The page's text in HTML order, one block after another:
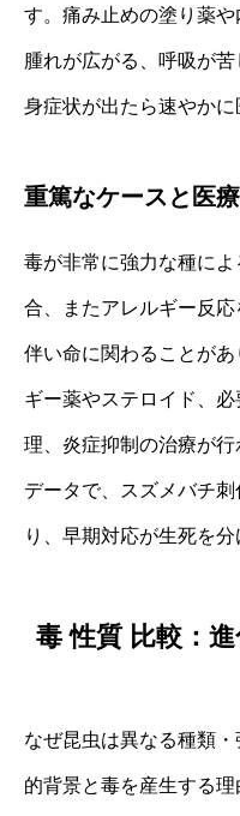
す。痛み止めの塗り薬や
腫れが広がる、呼吸が
身症状が出たら速やかに
重篤なケースと医
毒が非常に強力な種に
合、またアレルギー反
伴い命に関わることが
ギー薬やステロイド、
理、炎症抑制の治療が
データで、スズメバチ
り、早期対応が生死を分
毒 性質 比較：
なぜ昆虫は異なる種類
的背景と毒を産生する